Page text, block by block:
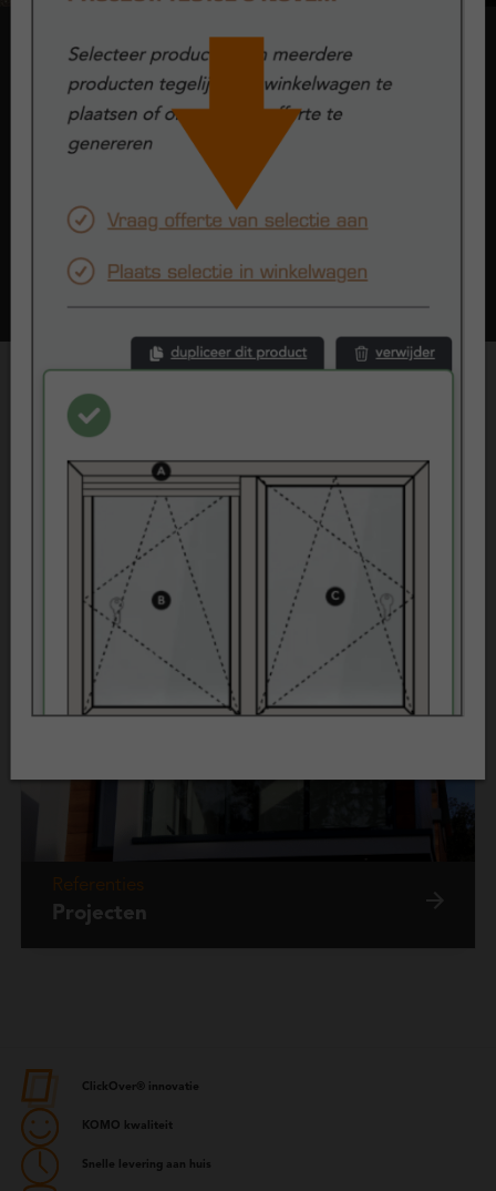
Onderdorpel
Bij kozijnen en raamwerken noemen we de onderkant van het
kunststof kozijn dat aan de grond grenst 'de onderdorpel'. Bij
Kunststofkozijn.nl kun je kiezen uit 2 typen onderdorpels:
doorlopend kader of composiet.
Beoordelingen
Klantenvertellen
Referenties
Projecten
ClickOver® innovatie
KOMO kwaliteit
Snelle levering aan huis